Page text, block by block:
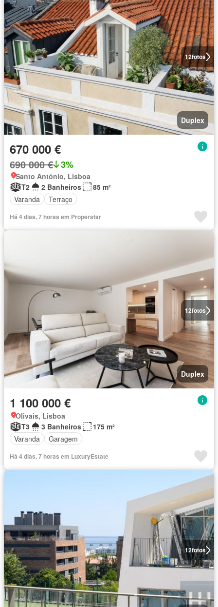
12fotos
Duplex
670 000 €
690 000 € 3%
Santo António, Lisboa
T2
2 Banheiros
85 m²
Varanda
Terraço
Há 4 dias, 7 horas em Properstar
12fotos
Duplex
1 100 000 €
Olivais, Lisboa
T3
3 Banheiros
175 m²
Varanda
Garagem
Há 4 dias, 7 horas em LuxuryEstate
12fotos